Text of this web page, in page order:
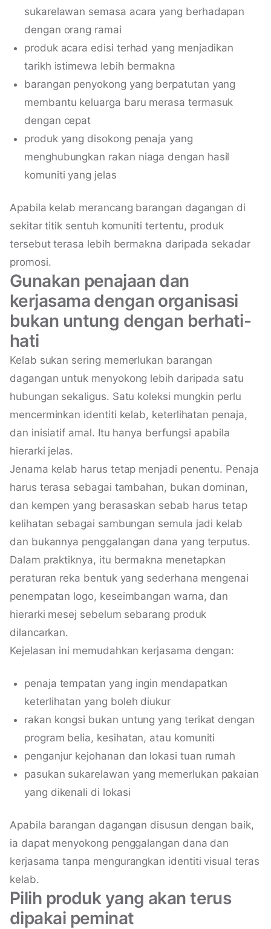
sukarelawan semasa acara yang berhadapan
dengan orang ramai
produk acara edisi terhad yang menjadikan
tarikh istimewa lebih bermakna
barangan penyokong yang berpatutan yang
membantu keluarga baru merasa termasuk
dengan cepat
produk yang disokong penaja yang
menghubungkan rakan niaga dengan hasil
komuniti yang jelas
Apabila kelab merancang barangan dagangan di
sekitar titik sentuh komuniti tertentu, produk
tersebut terasa lebih bermakna daripada sekadar
promosi.
Gunakan penajaan dan
kerjasama dengan organisasi
bukan untung dengan berhati-
hati
Kelab sukan sering memerlukan barangan
dagangan untuk menyokong lebih daripada satu
hubungan sekaligus. Satu koleksi mungkin perlu
mencerminkan identiti kelab, keterlihatan penaja,
dan inisiatif amal. Itu hanya berfungsi apabila
hierarki jelas.
Jenama kelab harus tetap menjadi penentu. Penaja
harus terasa sebagai tambahan, bukan dominan,
dan kempen yang berasaskan sebab harus tetap
kelihatan sebagai sambungan semula jadi kelab
dan bukannya penggalangan dana yang terputus.
Dalam praktiknya, itu bermakna menetapkan
peraturan reka bentuk yang sederhana mengenai
penempatan logo, keseimbangan warna, dan
hierarki mesej sebelum sebarang produk
dilancarkan.
Kejelasan ini memudahkan kerjasama dengan:
penaja tempatan yang ingin mendapatkan
keterlihatan yang boleh diukur
rakan kongsi bukan untung yang terikat dengan
program belia, kesihatan, atau komuniti
penganjur kejohanan dan lokasi tuan rumah
pasukan sukarelawan yang memerlukan pakaian
yang dikenali di lokasi
Apabila barangan dagangan disusun dengan baik,
ia dapat menyokong penggalangan dana dan
kerjasama tanpa mengurangkan identiti visual teras
kelab.
Pilih produk yang akan terus
dipakai peminat